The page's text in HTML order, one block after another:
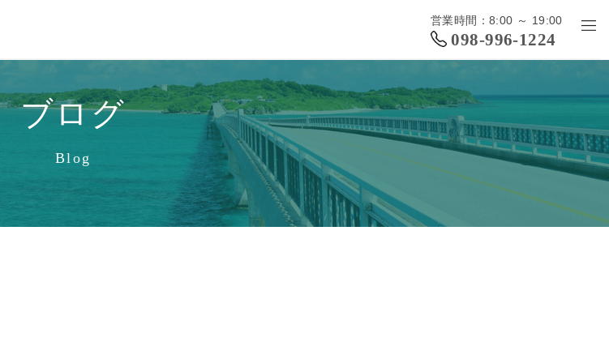
営業時間：8:00 ～ 19:00
098-996-1224
ブログ
Blog